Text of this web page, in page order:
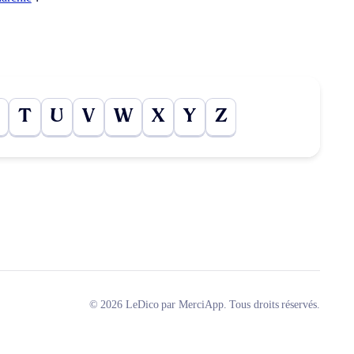
T U V W X Y Z
© 2026 LeDico par MerciApp. Tous droits réservés.